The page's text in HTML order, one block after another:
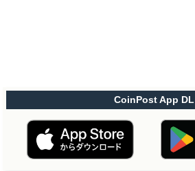
CoinPost App DL